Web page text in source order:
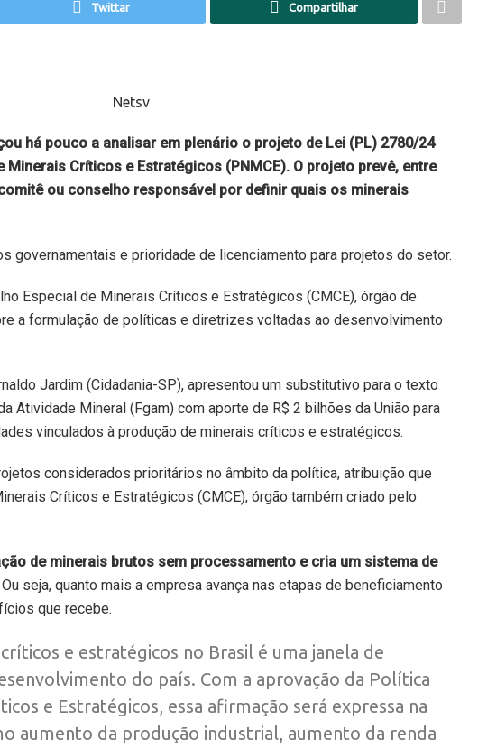
Twittar Compartilhar
há pouco a analisar em plenário o projeto de Lei (PL) 2780/24
Minerais Críticos e Estratégicos (PNMCE). O projeto prevê, entre
ou conselho responsável por definir quais os minerais
governamentais e prioridade de licenciamento para projetos do setor.
Especial de Minerais Críticos e Estratégicos (CMCE), órgão de
a formulação de políticas e diretrizes voltadas ao desenvolvimento
Jardim (Cidadania-SP), apresentou um substitutivo para o texto
Atividade Mineral (Fgam) com aporte de R$ 2 bilhões da União para
vinculados à produção de minerais críticos e estratégicos.
considerados prioritários no âmbito da política, atribuição que
Críticos e Estratégicos (CMCE), órgão também criado pelo
de minerais brutos sem processamento e cria um sistema de
Ou seja, quanto mais a empresa avança nas etapas de beneficiamento
que recebe.
e estratégicos no Brasil é uma janela de
do país. Com a aprovação da Política
e Estratégicos, essa afirmação será expressa na
aumento da produção industrial, aumento da renda